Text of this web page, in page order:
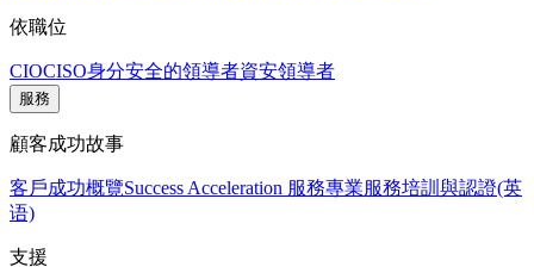
依職位
CIOCISO身分安全的領導者資安領導者
服務
顧客成功故事
客戶成功概覽Success Acceleration 服務專業服務培訓與認證(英
语)
支援